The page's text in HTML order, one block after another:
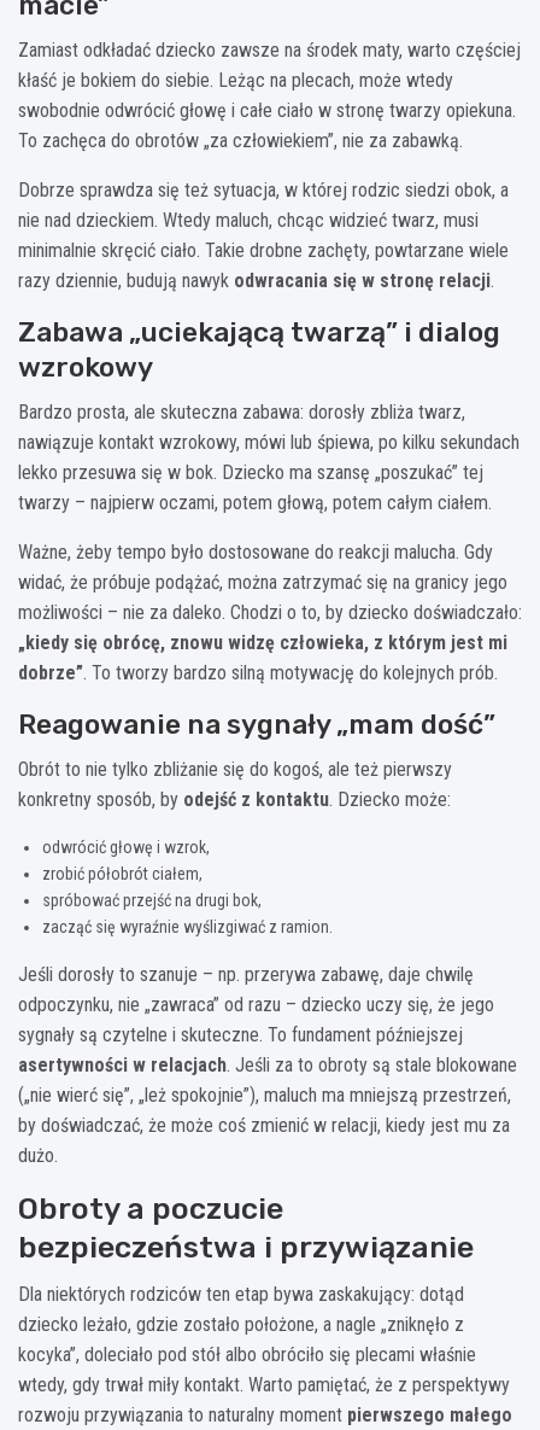
Zamiast odkładać dziecko zawsze na środek maty, warto częściej
kłaść je bokiem do siebie. Leżąc na plecach, może wtedy
swobodnie odwrócić głowę i całe ciało w stronę twarzy opiekuna.
To zachęca do obrotów „za człowiekiem”, nie za zabawką.
Dobrze sprawdza się też sytuacja, w której rodzic siedzi obok, a
nie nad dzieckiem. Wtedy maluch, chcąc widzieć twarz, musi
minimalnie skręcić ciało. Takie drobne zachęty, powtarzane wiele
razy dziennie, budują nawyk odwracania się w stronę relacji.
Zabawa „uciekającą twarzą” i dialog
wzrokowy
Bardzo prosta, ale skuteczna zabawa: dorosły zbliża twarz,
nawiązuje kontakt wzrokowy, mówi lub śpiewa, po kilku sekundach
lekko przesuwa się w bok. Dziecko ma szansę „poszukać” tej
twarzy – najpierw oczami, potem głową, potem całym ciałem.
Ważne, żeby tempo było dostosowane do reakcji malucha. Gdy
widać, że próbuje podążać, można zatrzymać się na granicy jego
możliwości – nie za daleko. Chodzi o to, by dziecko doświadczało:
„kiedy się obrócę, znowu widzę człowieka, z którym jest mi
dobrze”. To tworzy bardzo silną motywację do kolejnych prób.
Reagowanie na sygnały „mam dość”
Obrót to nie tylko zbliżanie się do kogoś, ale też pierwszy
konkretny sposób, by odejść z kontaktu. Dziecko może:
odwrócić głowę i wzrok,
zrobić półobrót ciałem,
spróbować przejść na drugi bok,
zacząć się wyraźnie wyślizgiwać z ramion.
Jeśli dorosły to szanuje – np. przerywa zabawę, daje chwilę
odpoczynku, nie „zawraca” od razu – dziecko uczy się, że jego
sygnały są czytelne i skuteczne. To fundament późniejszej
asertywności w relacjach. Jeśli za to obroty są stale blokowane
(„nie wierć się”, „leż spokojnie”), maluch ma mniejszą przestrzeń,
by doświadczać, że może coś zmienić w relacji, kiedy jest mu za
dużo.
Obroty a poczucie
bezpieczeństwa i przywiązanie
Dla niektórych rodziców ten etap bywa zaskakujący: dotąd
dziecko leżało, gdzie zostało położone, a nagle „zniknęło z
kocyka”, doleciało pod stół albo obróciło się plecami właśnie
wtedy, gdy trwał miły kontakt. Warto pamiętać, że z perspektywy
rozwoju przywiązania to naturalny moment pierwszego małego